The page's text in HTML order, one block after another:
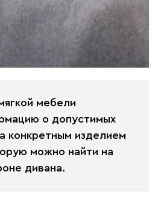
мебели
о допустимых
конкретным изделием
можно найти на
дивана.